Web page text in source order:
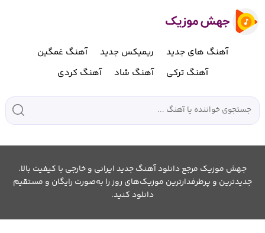
آهنگ های جدید ریمیکس جدید
آهنگ غمگین
آهنگ ترکی
آهنگ شاد آهنگ کردی
جهش موزیک مرجع دانلود آهنگ جدید ایرانی و خارجی با کیفیت بالا.
جدیدترین و پرطرفدارترین موزیک‌های روز را به‌صورت رایگان و مستقیم
دانلود کنید.